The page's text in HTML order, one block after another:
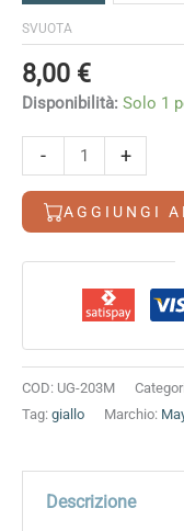
SVUOTA
8,00 €
Disponibilità: Solo 1
-
Yellow
quantità
+
AGGIUNGI
Alternative:
COD: UG-203M
Tag: giallo Marchio:
Descrizione